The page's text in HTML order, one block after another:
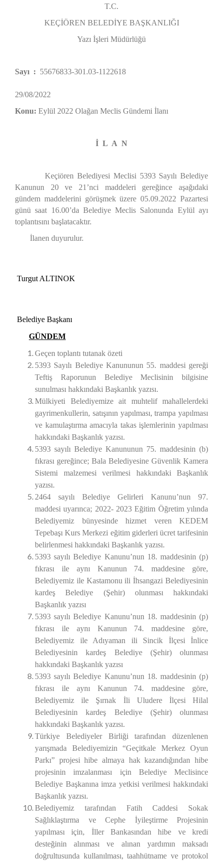
T.C.
KEÇİÖREN BELEDİYE BAŞKANLIĞI
Yazı İşleri Müdürlüğü
Sayı : 55676833-301.03-1122618
29/08/2022
Konu: Eylül 2022 Olağan Meclis Gündemi İlanı
İ L A N
Keçiören Belediyesi Meclisi 5393 Sayılı Belediye
Kanunun 20 ve 21’nci maddeleri gereğince aşağıdaki
gündem maddelerini görüşmek üzere 05.09.2022 Pazartesi
günü saat 16.00’da Belediye Meclis Salonunda Eylül ayı
toplantısını başlatacaktır.
İlanen duyurulur.
Turgut ALTINOK
Belediye Başkanı
GÜNDEM
Geçen toplantı tutanak özeti
5393 Sayılı Belediye Kanununun 55. maddesi gereği
Teftiş Raporunun Belediye Meclisinin bilgisine
sunulması hakkındaki Başkanlık yazısı.
Mülkiyeti Belediyemize ait muhtelif mahallelerdeki
gayrimenkullerin, satışının yapılması, trampa yapılması
ve kamulaştırma amacıyla takas işlemlerinin yapılması
hakkındaki Başkanlık yazısı.
5393 sayılı Belediye Kanununun 75. maddesinin (b)
fıkrası gereğince; Bala Belediyesine Güvenlik Kamera
Sistemi malzemesi verilmesi hakkındaki Başkanlık
yazısı.
2464 sayılı Belediye Gelirleri Kanunu’nun 97.
maddesi uyarınca; 2022- 2023 Eğitim Öğretim yılında
Belediyemiz bünyesinde hizmet veren KEDEM
Tepebaşı Kurs Merkezi eğitim giderleri ücret tarifesinin
belirlenmesi hakkındaki Başkanlık yazısı.
5393 sayılı Belediye Kanunu’nun 18. maddesinin (p)
fıkrası ile aynı Kanunun 74. maddesine göre,
Belediyemiz ile Kastamonu ili İhsangazi Belediyesinin
kardeş Belediye (Şehir) olunması hakkındaki
Başkanlık yazısı
5393 sayılı Belediye Kanunu’nun 18. maddesinin (p)
fıkrası ile aynı Kanunun 74. maddesine göre,
Belediyemiz ile Adıyaman ili Sincik İlçesi İnlice
Belediyesinin kardeş Belediye (Şehir) olunması
hakkındaki Başkanlık yazısı
5393 sayılı Belediye Kanunu’nun 18. maddesinin (p)
fıkrası ile aynı Kanunun 74. maddesine göre,
Belediyemiz ile Şırnak İli Uludere İlçesi Hilal
Belediyesinin kardeş Belediye (Şehir) olunması
hakkındaki Başkanlık yazısı.
Türkiye Belediyeler Birliği tarafından düzenlenen
yarışmada Belediyemizin “Geçitkale Merkez Oyun
Parkı” projesi hibe almaya hak kazandığından hibe
projesinin imzalanması için Belediye Meclisince
Belediye Başkanına imza yetkisi verilmesi hakkındaki
Başkanlık yazısı.
Belediyemiz tarafından Fatih Caddesi Sokak
Sağlıklaştırma ve Cephe İyileştirme Projesinin
yapılması için, İller Bankasından hibe ve kredi
desteğinin alınması ve alınan yardımın maksadı
doğrultusunda kullanılması, taahhütname ve protokol